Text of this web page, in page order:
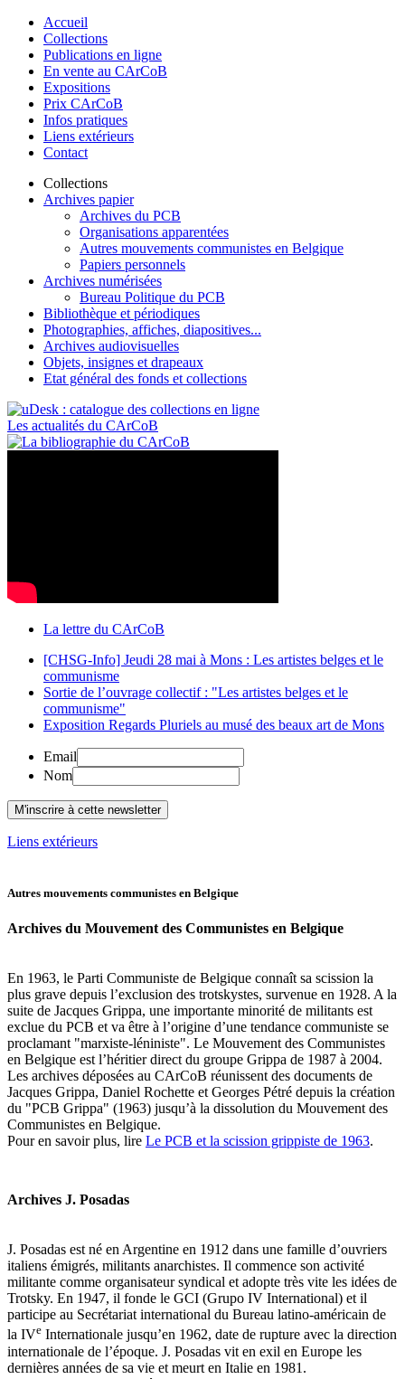
Accueil
Collections
Publications en ligne
En vente au CArCoB
Expositions
Prix CArCoB
Infos pratiques
Liens extérieurs
Contact
Collections
Archives papier
Archives du PCB
Organisations apparentées
Autres mouvements communistes en Belgique
Papiers personnels
Archives numérisées
Bureau Politique du PCB
Bibliothèque et périodiques
Photographies, affiches, diapositives...
Archives audiovisuelles
Objets, insignes et drapeaux
Etat général des fonds et collections
Les actualités du CArCoB
La lettre du CArCoB
[CHSG-Info] Jeudi 28 mai à Mons : Les artistes belges et le
communisme
Sortie de l’ouvrage collectif : "Les artistes belges et le
communisme"
Exposition Regards Pluriels au musé des beaux art de Mons
Email
Nom
Liens extérieurs
Autres mouvements communistes en Belgique
Archives du Mouvement des Communistes en Belgique
En 1963, le Parti Communiste de Belgique connaît sa scission la
plus grave depuis l’exclusion des trotskystes, survenue en 1928. A la
suite de Jacques Grippa, une importante minorité de militants est
exclue du PCB et va être à l’origine d’une tendance communiste se
proclamant "marxiste-léniniste". Le Mouvement des Communistes
en Belgique est l’héritier direct du groupe Grippa de 1987 à 2004.
Les archives déposées au CArCoB réunissent des documents de
Jacques Grippa, Daniel Rochette et Georges Pétré depuis la création
du "PCB Grippa" (1963) jusqu’à la dissolution du Mouvement des
Communistes en Belgique.
Pour en savoir plus, lire Le PCB et la scission grippiste de 1963.
Archives J. Posadas
J. Posadas est né en Argentine en 1912 dans une famille d’ouvriers
italiens émigrés, militants anarchistes. Il commence son activité
militante comme organisateur syndical et adopte très vite les idées de
Trotsky. En 1947, il fonde le GCI (Grupo IV International) et il
participe au Secrétariat international du Bureau latino-américain de
la IVe Internationale jusqu’en 1962, date de rupture avec la direction
internationale de l’époque. J. Posadas vit en exil en Europe les
dernières années de sa vie et meurt en Italie en 1981.